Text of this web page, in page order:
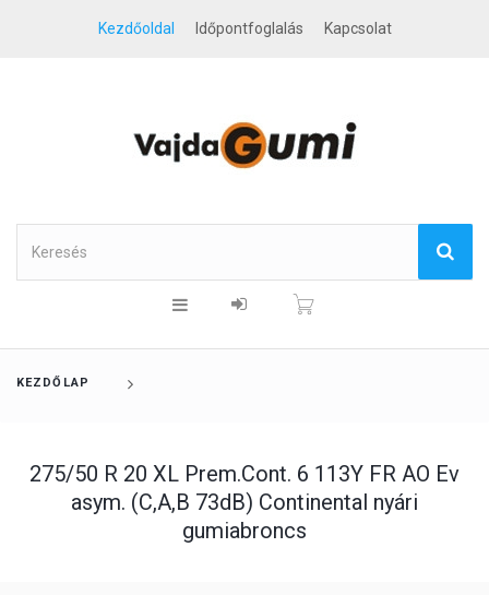
Kezdőoldal Időpontfoglalás Kapcsolat
KEZDŐLAP
275/50 R 20 XL Prem.Cont. 6 113Y FR AO Ev
asym. (C,A,B 73dB) Continental nyári
gumiabroncs